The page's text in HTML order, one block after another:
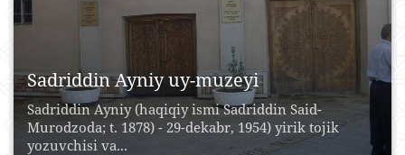
Sadriddin Ayniy uy-muzeyi
Sadriddin Ayniy (haqiqiy ismi Sadriddin Said-
Murodzoda; t. 1878) - 29-dekabr, 1954) yirik tojik
yozuvchisi va...